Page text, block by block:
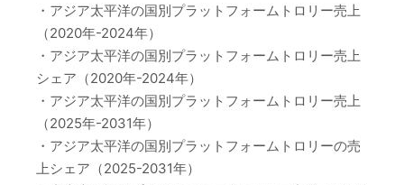
・アジア太平洋の国別プラットフォームトロリー売上
（2020年-2024年）
・アジア太平洋の国別プラットフォームトロリー売上
シェア（2020年-2024年）
・アジア太平洋の国別プラットフォームトロリー売上
（2025年-2031年）
・アジア太平洋の国別プラットフォームトロリーの売
上シェア（2025-2031年）